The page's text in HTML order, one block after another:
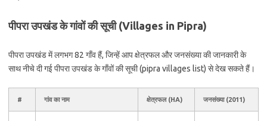
पीपरा उपखंड के गांवों की सूची (Villages in Pipra)
पीपरा उपखंड में लगभग 82 गाँव हैं, जिन्हें आप क्षेत्रफल और जनसंख्या की जानकारी के
साथ नीचे दी गई पीपरा उपखंड के गाँवों की सूची (pipra villages list) से देख सकते हैं।
# गांव का नाम क्षेत्रफल (HA) जनसंख्या (2011)